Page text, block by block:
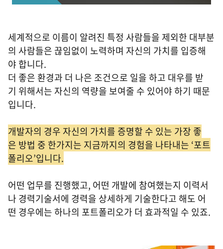
세계적으로 이름이 알려진 특정 사람들을 제외한 대부분
의 사람들은 끊임없이 노력하며 자신의 가치를 입증해
야 합니다.
더 좋은 환경과 더 나은 조건으로 일을 하고 대우를 받
기 위해서는 자신의 역량을 보여줄 수 있어야 하기 때문
입니다.
개발자의 경우 자신의 가치를 증명할 수 있는 가장 좋
은 방법 중 한가지는 지금까지의 경험을 나타내는 ‘포트
폴리오’입니다.
어떤 업무를 진행했고, 어떤 개발에 참여했는지 이력서
나 경력기술서에 경력을 상세하게 기술한다고 해도 어
떤 경우에는 하나의 포트폴리오가 더 효과적일 수 있죠.